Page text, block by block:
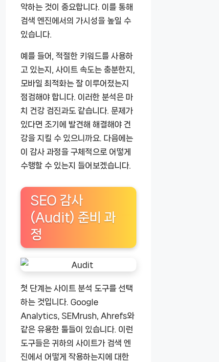
악하는 것이 중요합니다. 이를 통해
검색 엔진에서의 가시성을 높일 수
있습니다.
예를 들어, 적절한 키워드를 사용하
고 있는지, 사이트 속도는 충분한지,
모바일 최적화는 잘 이루어졌는지
점검해야 합니다. 이러한 분석은 마
치 건강 검진과도 같습니다. 문제가
있다면 조기에 발견해 해결해야 건
강을 지킬 수 있으니까요. 다음에는
이 감사 과정을 구체적으로 어떻게
수행할 수 있는지 들어보겠습니다.
SEO 감사
(Audit) 준비 과
정
첫 단계는 사이트 분석 도구를 선택
하는 것입니다. Google
Analytics, SEMrush, Ahrefs와
같은 유용한 툴들이 있습니다. 이런
도구들은 귀하의 사이트가 검색 엔
진에서 어떻게 작용하는지에 대한